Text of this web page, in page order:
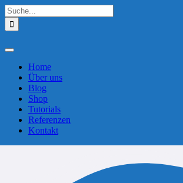
Zum
Inhalt
springen
Suche
nach:
Toggle
NavigationHome
Über uns
Blog
Shop
Tutorials
Referenzen
Kontakt